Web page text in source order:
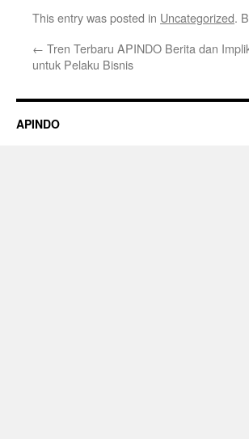
This entry was posted in Uncategorized.
← Tren Terbaru APINDO Berita dan
untuk Pelaku Bisnis
APINDO